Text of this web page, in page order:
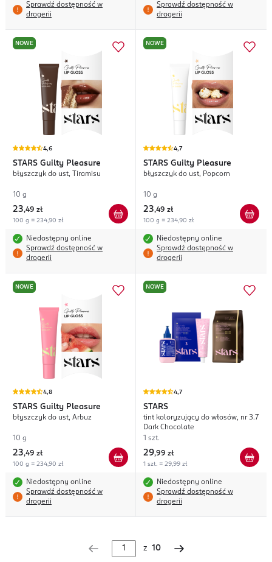
Sprawdź dostępność w
drogerii
Sprawdź dostępność w
drogerii
NOWE
4,6
STARS Guilty Pleasure
błyszczyk do ust, Tiramisu
10 g
23,49 zł
100 g = 234,90 zł
Niedostępny online
Sprawdź dostępność w
drogerii
NOWE
4,7
STARS Guilty Pleasure
błyszczyk do ust, Popcorn
10 g
23,49 zł
100 g = 234,90 zł
Niedostępny online
Sprawdź dostępność w
drogerii
NOWE
4,8
STARS Guilty Pleasure
błyszczyk do ust, Arbuz
10 g
23,49 zł
100 g = 234,90 zł
Niedostępny online
Sprawdź dostępność w
drogerii
NOWE
4,7
STARS
tint koloryzujący do włosów, nr 3.7
Dark Chocolate
1 szt.
29,99 zł
1 szt. = 29,99 zł
Niedostępny online
Sprawdź dostępność w
drogerii
z 10